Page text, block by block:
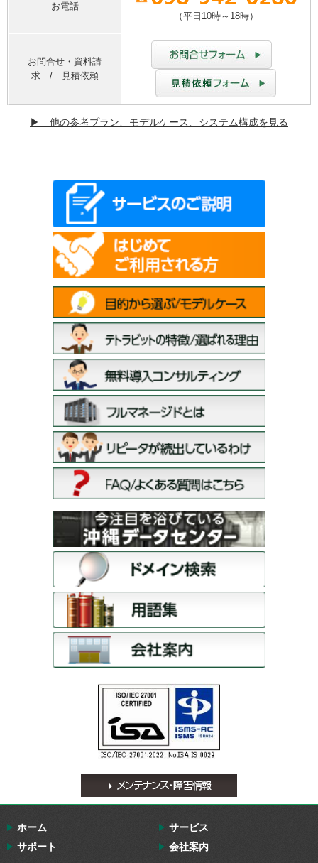
お電話
（平日10時～18時）
お問合せ・資料請
求 / 見積依頼
▶ 他の参考プラン、モデルケース、システム構成を見る
ホーム
サービス
サポート
会社案内